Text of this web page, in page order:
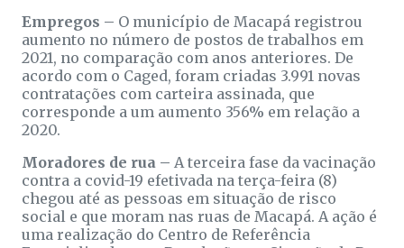
Empregos – O município de Macapá registrou
aumento no número de postos de trabalhos em
2021, no comparação com anos anteriores. De
acordo com o Caged, foram criadas 3.991 novas
contratações com carteira assinada, que
corresponde a um aumento 356% em relação a
2020.
Moradores de rua – A terceira fase da vacinação
contra a covid-19 efetivada na terça-feira (8)
chegou até as pessoas em situação de risco
social e que moram nas ruas de Macapá. A ação é
uma realização do Centro de Referência